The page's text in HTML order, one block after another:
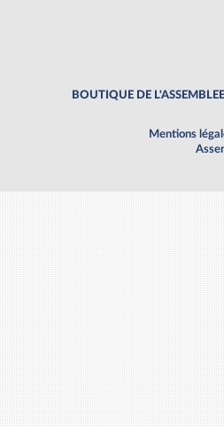
BOUTIQUE DE L'ASSEMBLEE
Mentions